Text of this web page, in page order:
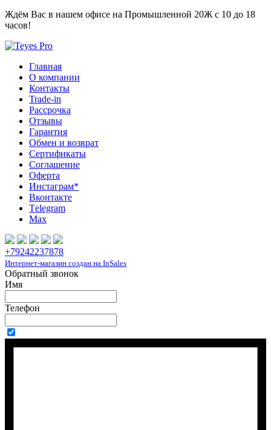
Ждём Вас в нашем офисе на Промышленной 20Ж с 10 до 18
часов!
Главная
О компании
Контакты
Trade-in
Рассрочка
Отзывы
Гарантия
Обмен и возврат
Сертификаты
Соглашение
Оферта
Инcтаграм*
Вконтакте
Тelegram
Max
+79242237878
Интернет-магазин создан на InSales
Обратный звонок
Имя
Телефон